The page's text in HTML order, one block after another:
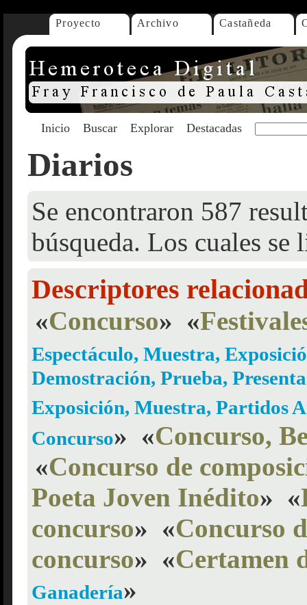
Proyecto Archivo Castañeda
Inicio Buscar Explorar Destacadas
Diarios
Se encontraron 587
búsqueda. Los cuales se
Descriptores
«Concurso» «
Espectáculo, Muestra,
Demostración, Prueba,
Exposición, Muestra, Partidos
Concurso» «Concurso,
«Concurso de
Poeta Joven Inédito» «
concurso» «Concurso
concurso» «Certamen
Ganadería»